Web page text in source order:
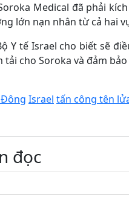
Medical đã phải
lớn nạn nhân từ cả hai
Y tế Israel cho biết sẽ
tải cho Soroka và đảm
Israel tấn công tên
đọc